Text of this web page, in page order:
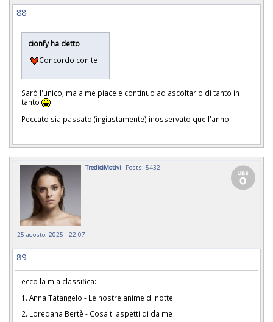
88
cionfy ha detto
Concordo con te
Sarò l'unico, ma a me piace e continuo ad ascoltarlo di tanto in
tanto
Peccato sia passato (ingiustamente) inosservato quell'anno
TrediciMotivi Posts: 5432
25 agosto, 2025 - 22:07
89
ecco la mia classifica:
1. Anna Tatangelo - Le nostre anime di notte
2. Loredana Bertè - Cosa ti aspetti di da me